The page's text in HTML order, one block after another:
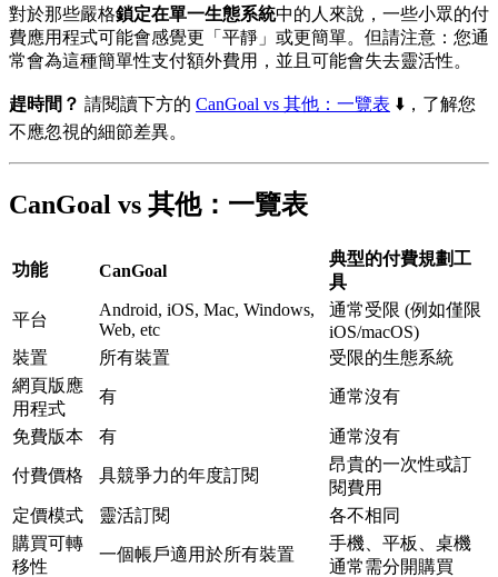
對於那些嚴格鎖定在單一生態系統中的人來說，一些小眾的付
費應用程式可能會感覺更「平靜」或更簡單。但請注意：您通
常會為這種簡單性支付額外費用，並且可能會失去靈活性。
趕時間？ 請閱讀下方的 CanGoal vs 其他：一覽表 ⬇️，了解您
不應忽視的細節差異。
CanGoal vs 其他：一覽表
功能 CanGoal
典型的付費規劃工
具
平台
Android, iOS, Mac, Windows,
Web, etc
通常受限 (例如僅限
iOS/macOS)
裝置
所有裝置
受限的生態系統
網頁版應
用程式
有 通常沒有
免費版本 有 通常沒有
付費價格 具競爭力的年度訂閱
昂貴的一次性或訂
閱費用
定價模式
靈活訂閱
各不相同
購買可轉
移性
一個帳戶適用於所有裝置
手機、平板、桌機
通常需分開購買